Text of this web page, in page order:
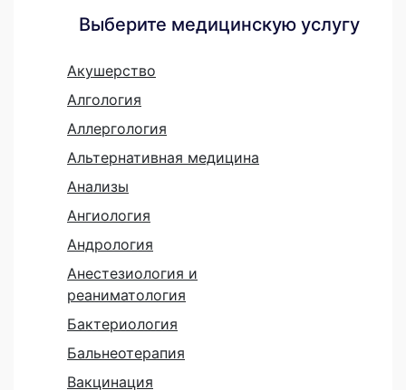
Выберите медицинскую услугу
Акушерство
Алгология
Аллергология
Альтернативная медицина
Анализы
Ангиология
Андрология
Анестезиология и
реаниматология
Бактериология
Бальнеотерапия
Вакцинация